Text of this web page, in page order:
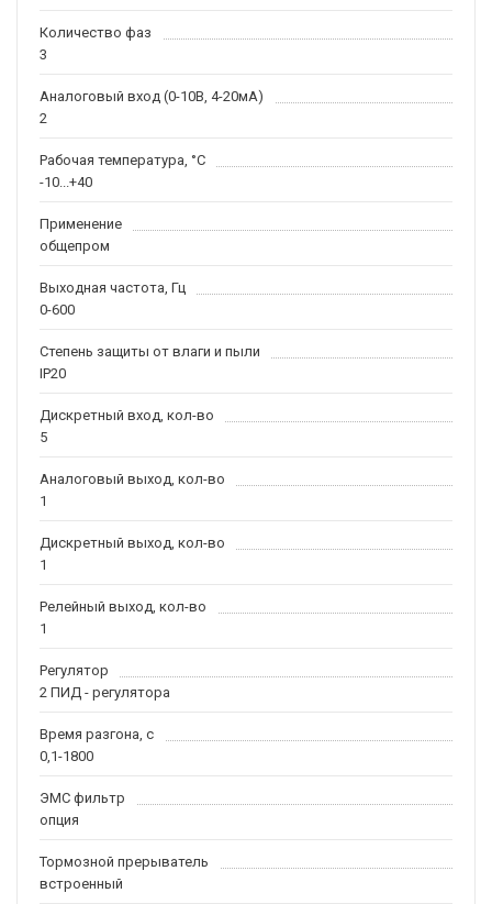
Количество фаз
3
Аналоговый вход (0-10В, 4-20мА)
2
Рабочая температура, °С
-10...+40
Применение
общепром
Выходная частота, Гц
0-600
Степень защиты от влаги и пыли
IP20
Дискретный вход, кол-во
5
Аналоговый выход, кол-во
1
Дискретный выход, кол-во
1
Релейный выход, кол-во
1
Регулятор
2 ПИД - регулятора
Время разгона, с
0,1-1800
ЭМС фильтр
опция
Тормозной прерыватель
встроенный